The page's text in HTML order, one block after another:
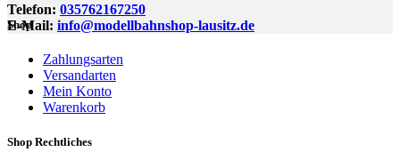
Telefon: 035762167250
E-Mail: info@modellbahnshop-lausitz.de
Shop
Zahlungsarten
Versandarten
Mein Konto
Warenkorb
Shop Rechtliches